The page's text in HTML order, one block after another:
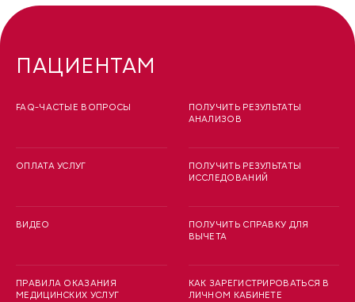
ПАЦИЕНТАМ
FAQ-ЧАСТЫЕ ВОПРОСЫ
ОПЛАТА УСЛУГ
ВИДЕО
ПРАВИЛА ОКАЗАНИЯ
МЕДИЦИНСКИХ УСЛУГ
ПОЛУЧИТЬ РЕЗУЛЬТАТЫ
АНАЛИЗОВ
ПОЛУЧИТЬ РЕЗУЛЬТАТЫ
ИССЛЕДОВАНИЙ
ПОЛУЧИТЬ СПРАВКУ ДЛЯ
ВЫЧЕТА
КАК ЗАРЕГИСТРИРОВАТЬСЯ В
ЛИЧНОМ КАБИНЕТЕ